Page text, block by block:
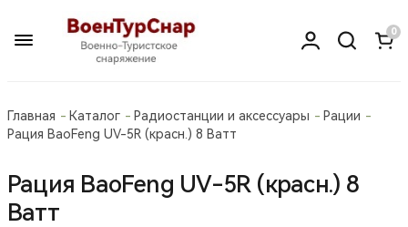
0
Главная Каталог Радиостанции и аксессуары
Рации
Рация BaoFeng UV-5R (красн.) 8 Ватт
Рация BaoFeng UV-5R (красн.) 8
Ватт